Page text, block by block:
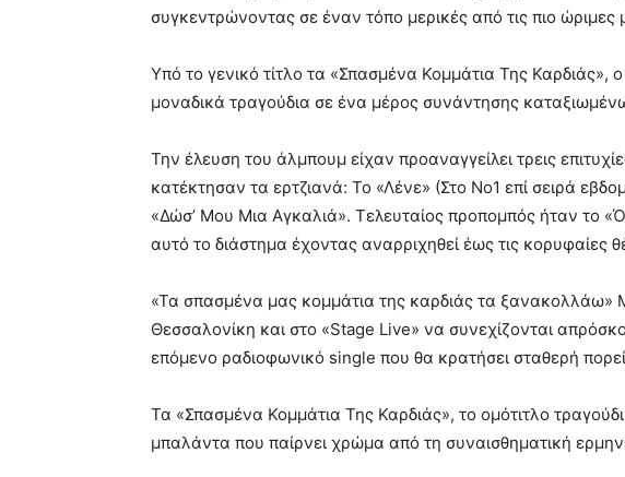
συγκεντρώνοντας σε έναν τόπο μερικές από τις πιο ώριμες
Υπό το γενικό τίτλο τα «Σπασμένα Κομμάτια Της Καρδιάς»,
μοναδικά τραγούδια σε ένα μέρος συνάντησης
Την έλευση του άλμπουμ είχαν προαναγγείλει τρεις
κατέκτησαν τα ερτζιανά: Το «Λένε» (Στο No1 επί σειρά
«Δώσ’ Μου Μια Αγκαλιά». Τελευταίος προπομπός ήταν το
αυτό το διάστημα έχοντας αναρριχηθεί έως τις κορυφαίες
«Τα σπασμένα μας κομμάτια της καρδιάς τα ξανακολλάω»
Θεσσαλονίκη και στο «Stage Live» να συνεχίζονται
επόμενο ραδιοφωνικό single που θα κρατήσει σταθερή
Τα «Σπασμένα Κομμάτια Της Καρδιάς», το ομότιτλο
μπαλάντα που παίρνει χρώμα από τη συναισθηματική